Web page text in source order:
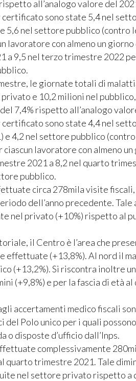
all’analogo valore del
sono state 5,4 nel
5,6 nel settore pubblico (contro
lavoratore con almeno un
a 9,5 nel terzo trimestre 2022
le giornate totali di
e 10,2 milioni nel pubblico,
7,4% rispetto all’analogo
sono state 4,4 nel
4,2 nel settore pubblico
lavoratore con almeno un
2021 a 8,2 nel quarto
pubblico.
circa 278mila visite fiscali,
dell’anno precedente. Tale
nel privato (+10%) rispetto al
il Centro è l’area che
effettuate (+13,8%). Al nord il
(+13,2%). Si riscontra inoltre
(+9,8%) e per la fascia di età
accertamenti medico fiscali
Polo unico per i quali
o disposte d’ufficio dall’Inps.
complessivamente
quarto trimestre 2021. Tale
nel settore privato rispetto a